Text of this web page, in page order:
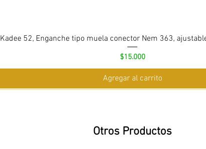
Kadee 52, Enganche tipo muela conector Nem 363,
Precio
$15.000
Agregar al carrito
Otros Productos